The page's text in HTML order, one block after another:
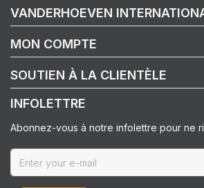
VANDERHOEVEN
MON COMPTE
SOUTIEN À LA CLIENTÈLE
INFOLETTRE
Abonnez-vous à notre infolettre pour ne